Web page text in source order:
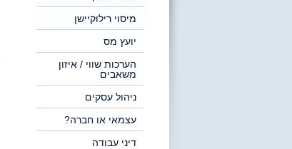
מיסוי רילוקיישן
יועץ מס
הערכות שווי / איזון
משאבים
ניהול עסקים
עצמאי או חברה?
דיני עבודה